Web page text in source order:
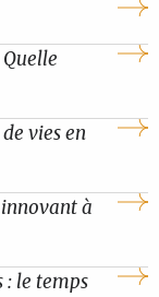
vies en
à
: le temps